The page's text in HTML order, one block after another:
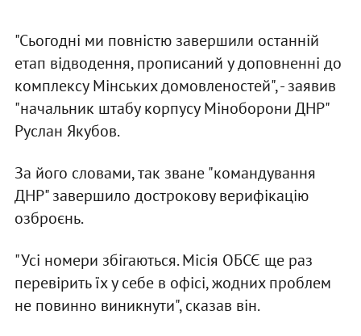
"Сьогодні ми повністю завершили останній
етап відводення, прописаний у доповненні до
комплексу Мінських домовленостей", - заявив
"начальник штабу корпусу Міноборони ДНР"
Руслан Якубов.
За його словами, так зване "командування
ДНР" завершило дострокову верифікацію
озброєнь.
"Усі номери збігаються. Місія ОБСЄ ще раз
перевірить їх у себе в офісі, жодних проблем
не повинно виникнути", сказав він.